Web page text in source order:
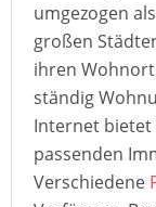
umgezogen
großen
ihren
ständig
Internet bietet
passenden
Verschiedene